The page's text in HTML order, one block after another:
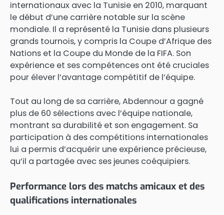
internationaux avec la Tunisie en 2010, marquant
le début d’une carrière notable sur la scène
mondiale. Il a représenté la Tunisie dans plusieurs
grands tournois, y compris la Coupe d’Afrique des
Nations et la Coupe du Monde de la FIFA. Son
expérience et ses compétences ont été cruciales
pour élever l’avantage compétitif de l’équipe.
Tout au long de sa carrière, Abdennour a gagné
plus de 60 sélections avec l’équipe nationale,
montrant sa durabilité et son engagement. Sa
participation à des compétitions internationales
lui a permis d’acquérir une expérience précieuse,
qu’il a partagée avec ses jeunes coéquipiers.
Performance lors des matchs amicaux et des
qualifications internationales